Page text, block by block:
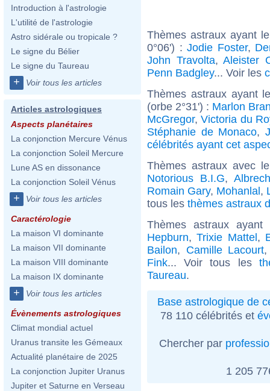
Introduction à l'astrologie
L'utilité de l'astrologie
Astro sidérale ou tropicale ?
Le signe du Bélier
Le signe du Taureau
+ Voir tous les articles
Articles astrologiques
Aspects planétaires
La conjonction Mercure Vénus
La conjonction Soleil Mercure
Lune AS en dissonance
La conjonction Soleil Vénus
+ Voir tous les articles
Caractérologie
La maison VI dominante
La maison VII dominante
La maison VIII dominante
La maison IX dominante
+ Voir tous les articles
Évènements astrologiques
Climat mondial actuel
Uranus transite les Gémeaux
Actualité planétaire de 2025
La conjonction Jupiter Uranus
Jupiter et Saturne en Verseau
Thèmes astraux ayant
0°06') :Jodie Foster,
John Travolta,Aleister
Penn Badgley... Voir les
Thèmes astraux ayant
(orbe 2°31') : Marlon
McGregor,Victoria du
Stéphanie de Monaco,
célébrités ayant cet
Thèmes astraux avec
Notorious B.I.G,
Romain Gary, Mohanlal,
tous les thèmes astraux
Thèmes astraux
Hepburn,Trixie Mattel,
Bailon, Camille Lacourt
Fink... Voir tous les
Taureau.
Base astrologique de
78 110 célébrités et
Chercher par
1 205